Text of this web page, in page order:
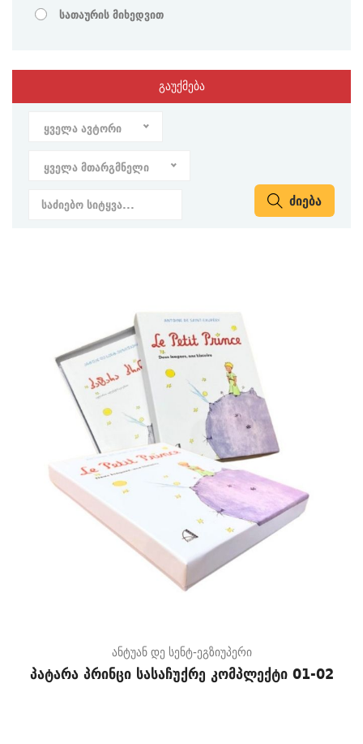
სათაურის მიხედვით
გაუქმება
ყველა ავტორი
ყველა მთარგმნელი
ძიება
ანტუან დე სენტ-ეგზიუპერი
პატარა პრინცი სასაჩუქრე კომპლექტი 01-02